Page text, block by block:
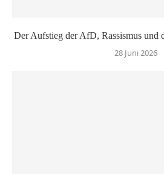
Der Aufstieg der AfD, Rassismus und
28 Juni 2026